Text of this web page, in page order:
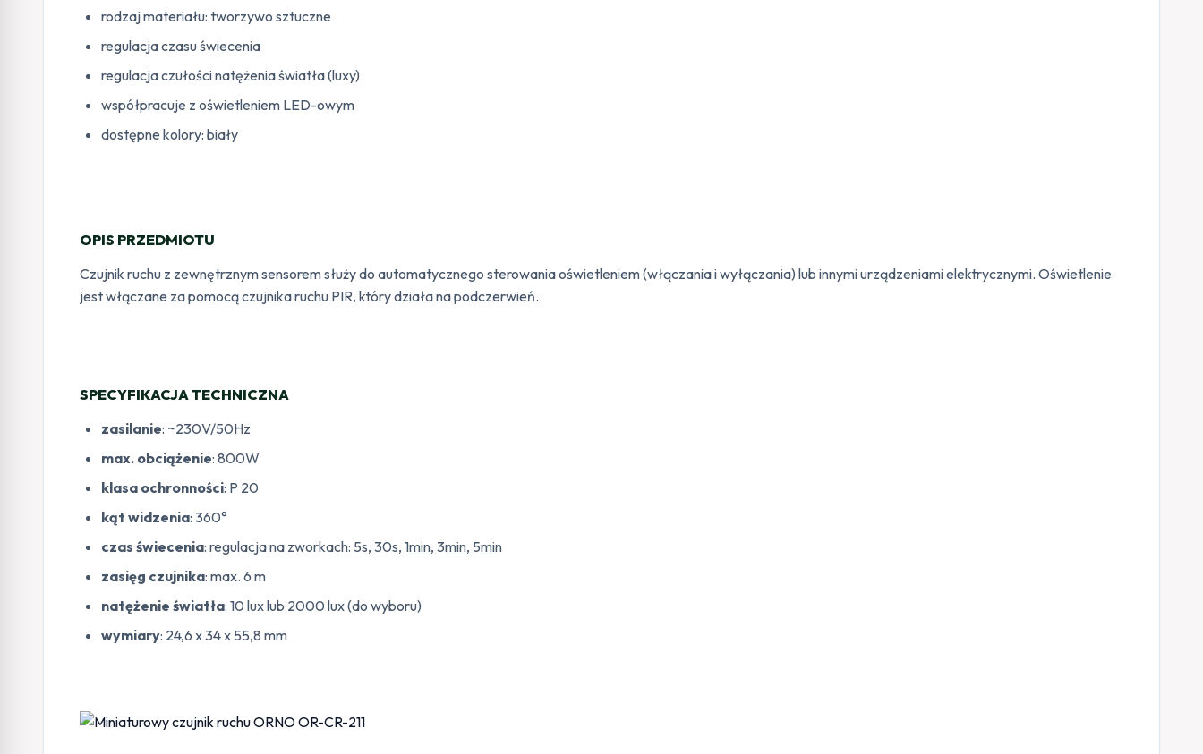
rodzaj materiału: tworzywo sztuczne
regulacja czasu świecenia
regulacja czułości natężenia światła (luxy)
współpracuje z oświetleniem LED-owym
dostępne kolory: biały
OPIS PRZEDMIOTU
Czujnik ruchu z zewnętrznym sensorem służy do automatycznego sterowania oświetleniem (włączania i wyłączania) lub innymi urządzeniami elektrycznymi. Oświetlenie
jest włączane za pomocą czujnika ruchu PIR, który działa na podczerwień.
SPECYFIKACJA TECHNICZNA
zasilanie: ~230V/50Hz
max. obciążenie: 800W
klasa ochronności: P 20
kąt widzenia: 360°
czas świecenia: regulacja na zworkach: 5s, 30s, 1min, 3min, 5min
zasięg czujnika: max. 6 m
natężenie światła: 10 lux lub 2000 lux (do wyboru)
wymiary: 24,6 x 34 x 55,8 mm